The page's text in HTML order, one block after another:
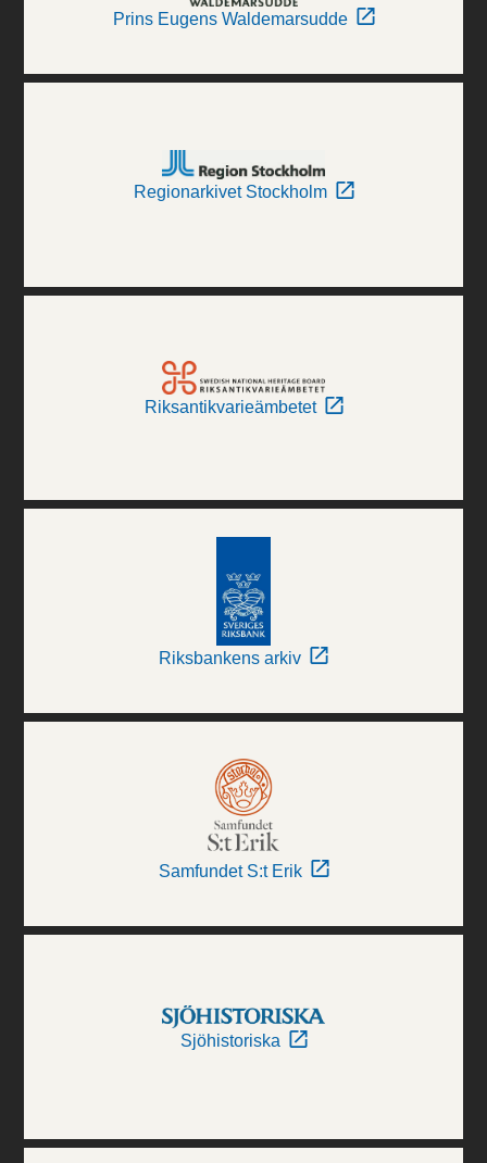
Prins Eugens Waldemarsudde
Regionarkivet Stockholm
Riksantikvarieämbetet
Riksbankens arkiv
Samfundet S:t Erik
Sjöhistoriska